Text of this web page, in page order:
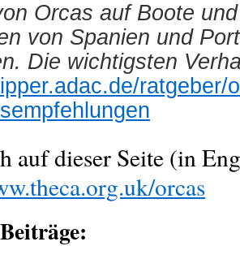
Orcas auf Boote
von Spanien und
Die wichtigsten
ratgeber/
auf dieser Seite (in
orcas